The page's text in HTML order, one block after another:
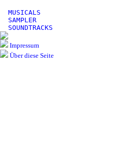
MUSICALS
SAMPLER
SOUNDTRACKS
Impressum
Über diese Seite